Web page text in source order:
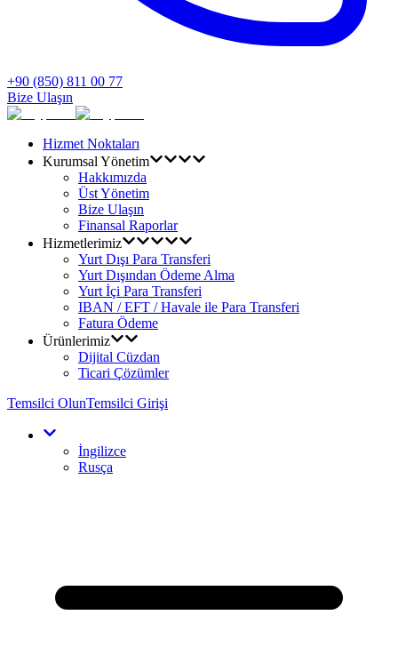
+90 (850) 811 00 77
Bize Ulaşın
Hizmet Noktaları
Kurumsal Yönetim
Hakkımızda
Üst Yönetim
Bize Ulaşın
Finansal Raporlar
Hizmetlerimiz
Yurt Dışı Para Transferi
Yurt Dışından Ödeme Alma
Yurt İçi Para Transferi
IBAN / EFT / Havale ile Para Transferi
Fatura Ödeme
Ürünlerimiz
Dijital Cüzdan
Ticari Çözümler
Temsilci OlunTemsilci Girişi
İngilizce
Rusça